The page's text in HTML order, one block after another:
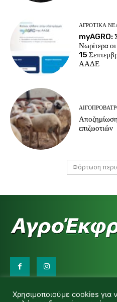
ΑΓΡΟΤΙΚΆ
myAGRO:
Νωρίτερα
15
ΑΑΔΕ
επιζωοτιών
Φόρτωση
d.makas@yahoo.gr
Χρησιμοποιούμε cookies